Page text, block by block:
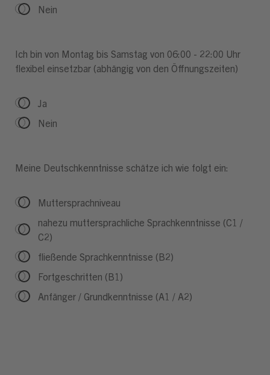
Nein
Ich bin von Montag bis Samstag von 06:00 - 22:00 Uhr
flexibel einsetzbar (abhängig von den Öffnungszeiten)
Ja
Nein
Meine Deutschkenntnisse schätze ich wie folgt ein:
Muttersprachniveau
nahezu muttersprachliche Sprachkenntnisse (C1 /
C2)
fließende Sprachkenntnisse (B2)
Fortgeschritten (B1)
Anfänger / Grundkenntnisse (A1 / A2)